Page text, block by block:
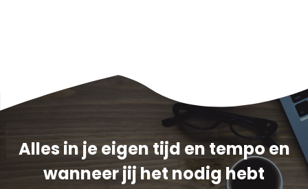
Alles in je eigen tijd en tempo en
wanneer jij het nodig hebt